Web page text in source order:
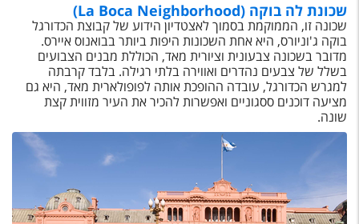
שכונת לה בוקה (La Boca Neighborhood)
שכונה זו, הממוקמת בסמוך לאצטדיון הידוע של קבוצת הכדורגל
בוקה ג'וניורס, היא אחת השכונות היפות ביותר בבואנוס איירס.
מדובר בשכונה צבעונית וציורית מאד, הכוללת מבנים הצבועים
בשלל של צבעים נהדרים ואווירה בלתי רגילה. בלבד קרבתה
למגרש הכדורגל, עובדה ההופכת אותה לפופולארית מאד, היא גם
מציעה דוכנים ססגוניים ואפשרות להכיר את העיר מזווית קצת
שונה.